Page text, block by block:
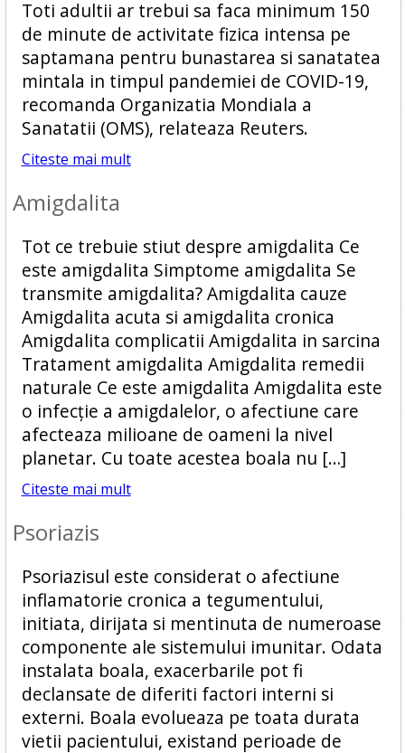
Toti adultii ar trebui sa faca minimum 150
de minute de activitate fizica intensa pe
saptamana pentru bunastarea si sanatatea
mintala in timpul pandemiei de COVID-19,
recomanda Organizatia Mondiala a
Sanatatii (OMS), relateaza Reuters.
Citeste mai mult
Amigdalita
Tot ce trebuie stiut despre amigdalita Ce
este amigdalita Simptome amigdalita Se
transmite amigdalita? Amigdalita cauze
Amigdalita acuta si amigdalita cronica
Amigdalita complicatii Amigdalita in sarcina
Tratament amigdalita Amigdalita remedii
naturale Ce este amigdalita Amigdalita este
o infecție a amigdalelor, o afectiune care
afecteaza milioane de oameni la nivel
planetar. Cu toate acestea boala nu […]
Citeste mai mult
Psoriazis
Psoriazisul este considerat o afectiune
inflamatorie cronica a tegumentului,
initiata, dirijata si mentinuta de numeroase
componente ale sistemului imunitar. Odata
instalata boala, exacerbarile pot fi
declansate de diferiti factori interni si
externi. Boala evolueaza pe toata durata
vietii pacientului, existand perioade de